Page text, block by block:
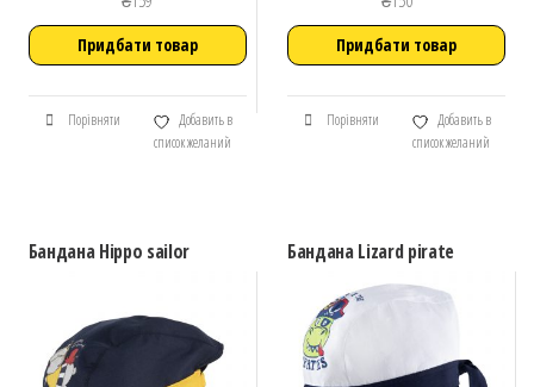
Придбати товар
Порівняти
Добавить в
список желаний
Придбати товар
Порівняти
Добавить в
список желаний
Бандана Hippo sailor Бандана Lizard pirate